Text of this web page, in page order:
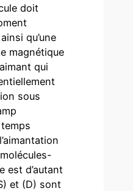
doit
qu’une
magnétique
qui
sous
est d’autant
et (D) sont